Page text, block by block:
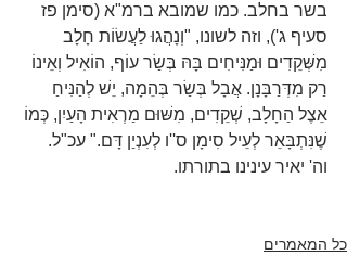
בשר בחלב. כמו שמובא ברמ"א (סימן פז
סעיף ג'), וזה לשונו, "וְנָהֲגוּ לַעֲשׂוֹת חָלָב
מִשְּׁקֵדִים וּמַנִּיחִים בָּהּ בְּשַׂר עוֹף, הוֹאִיל וְאֵינוֹ
רַק מִדְּרַבָּנָן. אֲבָל בְּשַׂר בְּהֵמָה, יֵשׁ לְהַנִּיחַ
אֵצֶל הַחָלָב, שְׁקֵדִים, מִשּׁוּם מַרְאִית הָעַיִן, כְּמוֹ
שֶׁנִּתְבָּאֵר לְעֵיל סִימָן ס''ו לְעִנְיַן דָּם." עכ"ל.
וה' יאיר עינינו בתורתו.
כל המאמרים